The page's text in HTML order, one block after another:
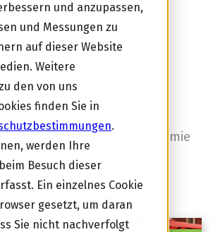
und anzupassen,
und Messungen zu
auf dieser Website
Weitere
den von uns
finden Sie in
.
werden Ihre
Besuch dieser
Ein einzelnes Cookie
gesetzt, um daran
Sie nicht nachverfolgt
–
mit solventer
der Gastronomie
Der Kredit wird mit einer
besichert.